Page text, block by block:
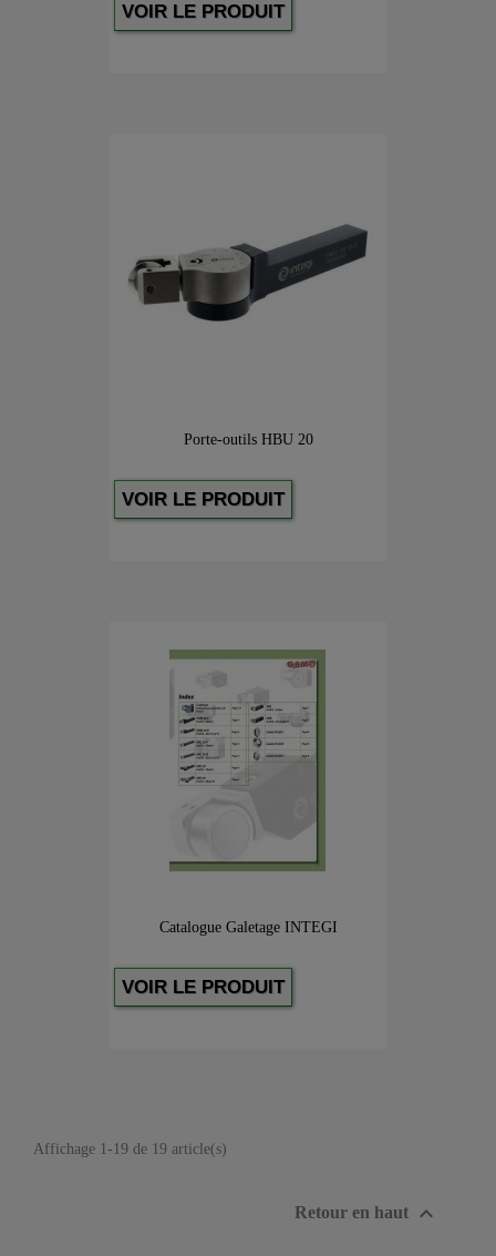
VOIR LE PRODUIT
Porte-outils HBU 20
VOIR LE PRODUIT
Catalogue Galetage INTEGI
VOIR LE PRODUIT
Affichage 1-19 de 19 article(s)
Retour en haut 